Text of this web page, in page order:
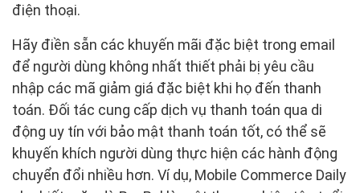
điện thoại.
Hãy điền sẵn các khuyến mãi đặc biệt trong email
để người dùng không nhất thiết phải bị yêu cầu
nhập các mã giảm giá đặc biệt khi họ đến thanh
toán. Đối tác cung cấp dịch vụ thanh toán qua di
động uy tín với bảo mật thanh toán tốt, có thể sẽ
khuyến khích người dùng thực hiện các hành động
chuyển đổi nhiều hơn. Ví dụ, Mobile Commerce Daily